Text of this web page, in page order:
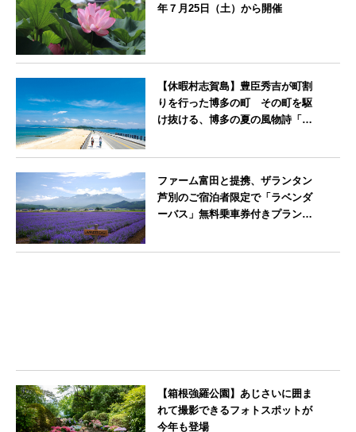
年７月25日（土）から開催
【休暇村志賀島】豊臣秀吉が町割
りを行った博多の町 その町を駆
け抜ける、博多の夏の風物詩「博
ファーム富田と提携、ザランタン
芦別のご宿泊者限定で「ラベンダ
ーバス」無料乗車券付きプランを
【箱根強羅公園】あじさいに囲ま
れて撮影できるフォトスポットが
今年も登場